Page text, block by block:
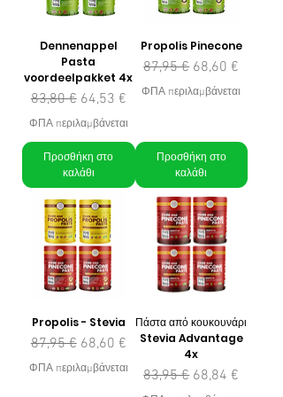
Dennenappel
Pasta
voordeelpakket 4x
Κανονική τιμή
83,80 € Τιμή Έκπτωσης
64,53 €
ΦΠΑ περιλαμβάνεται
Προσθήκη στο
καλάθι
Propolis Pinecone
Κανονική τιμή
87,95 € Τιμή Έκπτωσης
68,60 €
ΦΠΑ περιλαμβάνεται
Προσθήκη στο
καλάθι
Propolis - Stevia
Κανονική τιμή
87,95 € Τιμή Έκπτωσης
68,60 €
ΦΠΑ περιλαμβάνεται
Πάστα από κουκουνάρι
Stevia Advantage
4x
Κανονική τιμή
83,95 € Τιμή Έκπτωσης
68,84 €